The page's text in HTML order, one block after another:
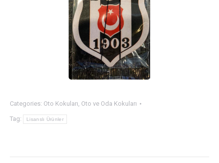
Categories: Oto Kokuları, Oto ve Oda Kokuları
Tag: Lisanslı Ürünler